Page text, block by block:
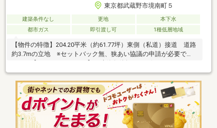
東京都武蔵野市境南町５
建築条件なし 更地
本下水
都市ガス
即引渡し可 1種低層地域
【物件の特徴】204.20平米（約61.77坪）東側（私道）接道 道路
約3.7mの立地 ※セットバック無、狭あい協議の申請が必要で
ーカーで建築可能・中央線「武蔵境駅」まで徒歩11分・交通量が
少ない住宅街です・徒歩10分圏内にコンビニ、スーパー、公園な
ど生活施設があります【ライフインフォメーション】・デイリー
ヤマザキ三鷹井口4丁目店 310m 徒歩約4分・グルメシティ武蔵
境店 400m 徒歩約5分・境南小学校 630m 徒歩約8分・第二
中学校 1670m 徒歩約21分